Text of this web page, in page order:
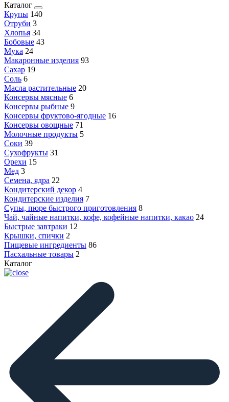
Каталог
Крупы 140
Отруби 3
Хлопья 34
Бобовые 43
Мука 24
Макаронные изделия 93
Сахар 19
Соль 6
Масла растительные 20
Консервы мясные 6
Консервы рыбные 9
Консервы фруктово-ягодные 16
Консервы овощные 71
Молочные продукты 5
Соки 39
Сухофрукты 31
Орехи 15
Мед 3
Семена, ядра 22
Кондитерский декор 4
Кондитерские изделия 7
Супы, пюре быстрого приготовления 8
Чай, чайные напитки, кофе, кофейные напитки, какао 24
Быстрые завтраки 12
Крышки, спички 2
Пищевые ингредиенты 86
Пасхальные товары 2
Каталог